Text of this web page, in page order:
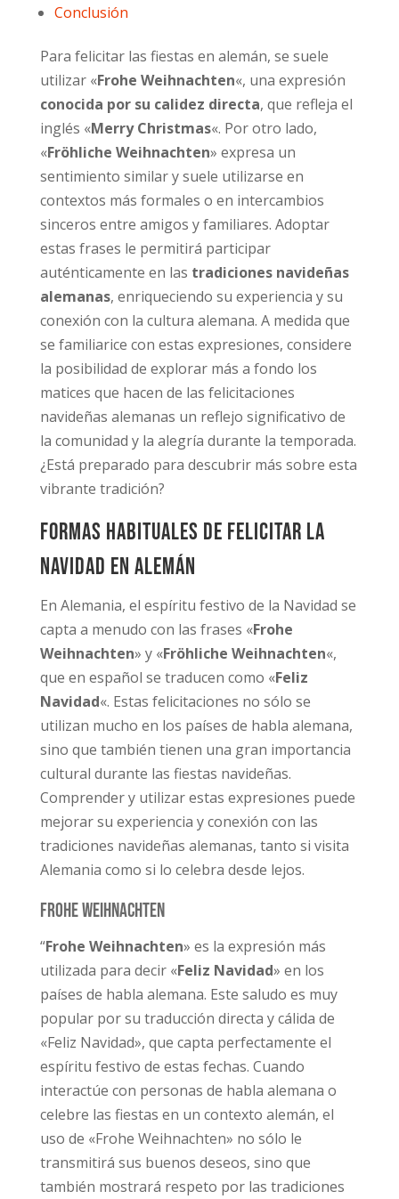
Conclusión
Para felicitar las fiestas en alemán, se suele
utilizar «Frohe Weihnachten«, una expresión
conocida por su calidez directa, que refleja el
inglés «Merry Christmas«. Por otro lado,
«Fröhliche Weihnachten» expresa un
sentimiento similar y suele utilizarse en
contextos más formales o en intercambios
sinceros entre amigos y familiares. Adoptar
estas frases le permitirá participar
auténticamente en las tradiciones navideñas
alemanas, enriqueciendo su experiencia y su
conexión con la cultura alemana. A medida que
se familiarice con estas expresiones, considere
la posibilidad de explorar más a fondo los
matices que hacen de las felicitaciones
navideñas alemanas un reflejo significativo de
la comunidad y la alegría durante la temporada.
¿Está preparado para descubrir más sobre esta
vibrante tradición?
Formas habituales de felicitar la
Navidad en alemán
En Alemania, el espíritu festivo de la Navidad se
capta a menudo con las frases «Frohe
Weihnachten» y «Fröhliche Weihnachten«,
que en español se traducen como «Feliz
Navidad«. Estas felicitaciones no sólo se
utilizan mucho en los países de habla alemana,
sino que también tienen una gran importancia
cultural durante las fiestas navideñas.
Comprender y utilizar estas expresiones puede
mejorar su experiencia y conexión con las
tradiciones navideñas alemanas, tanto si visita
Alemania como si lo celebra desde lejos.
Frohe Weihnachten
“Frohe Weihnachten» es la expresión más
utilizada para decir «Feliz Navidad» en los
países de habla alemana. Este saludo es muy
popular por su traducción directa y cálida de
«Feliz Navidad», que capta perfectamente el
espíritu festivo de estas fechas. Cuando
interactúe con personas de habla alemana o
celebre las fiestas en un contexto alemán, el
uso de «Frohe Weihnachten» no sólo le
transmitirá sus buenos deseos, sino que
también mostrará respeto por las tradiciones